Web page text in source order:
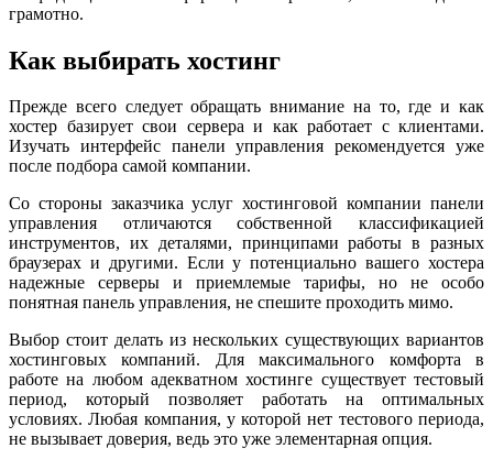
грамотно.
Как выбирать хостинг
Прежде всего следует обращать внимание на то, где и как
хостер базирует свои сервера и как работает с клиентами.
Изучать интерфейс панели управления рекомендуется уже
после подбора самой компании.
Со стороны заказчика услуг хостинговой компании панели
управления отличаются собственной классификацией
инструментов, их деталями, принципами работы в разных
браузерах и другими. Если у потенциально вашего хостера
надежные серверы и приемлемые тарифы, но не особо
понятная панель управления, не спешите проходить мимо.
Выбор стоит делать из нескольких существующих вариантов
хостинговых компаний. Для максимального комфорта в
работе на любом адекватном хостинге существует тестовый
период, который позволяет работать на оптимальных
условиях. Любая компания, у которой нет тестового периода,
не вызывает доверия, ведь это уже элементарная опция.